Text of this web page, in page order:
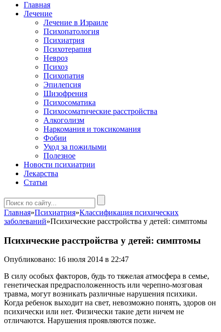
Главная
Лечение
Лечение в Израиле
Психопатология
Психиатрия
Психотерапия
Невроз
Психоз
Психопатия
Эпилепсия
Шизофрения
Психосоматика
Психосоматические расстройства
Алкоголизм
Наркомания и токсикомания
Фобии
Уход за пожилыми
Полезное
Новости психиатрии
Лекарства
Статьи
Главная»Психиатрия»Классификация психических
заболеваний»Психические расстройства у детей: симптомы
Психические расстройства у детей: симптомы
Опубликовано: 16 июля 2014 в 22:47
В силу особых факторов, будь то тяжелая атмосфера в семье,
генетическая предрасположенность или черепно-мозговая
травма, могут возникать различные нарушения психики.
Когда ребенок выходит на свет, невозможно понять, здоров он
психически или нет. Физически такие дети ничем не
отличаются. Нарушения проявляются позже.